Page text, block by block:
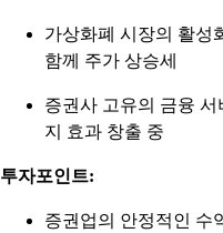
가상화폐 시장의 활성
함께 주가 상승세
증권사 고유의 금융
지 효과 창출 중
투자포인트:
증권업의 안정적인 수